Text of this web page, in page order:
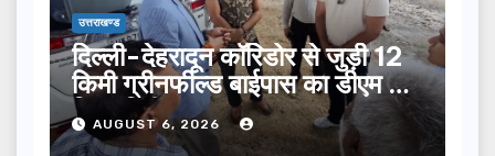
उत्तराखण्ड
दिल्ली-देहरादून कॉरिडोर से जुड़ी 12
किमी ग्रीनफील्ड बाईपास का डीएम ने
किया निरीक्षण…
AUGUST 6, 2026